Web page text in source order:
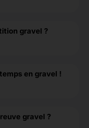
gravel ?
en gravel !
gravel ?